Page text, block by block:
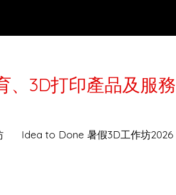
、3D打印產品及服務
Idea to Done 暑假3D工作坊2026